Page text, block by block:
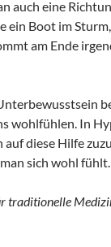
auch eine
ein Boot im
am Ende
wohlfühlen. In
diese Hilfe
sich wohl fühlt.
traditionelle